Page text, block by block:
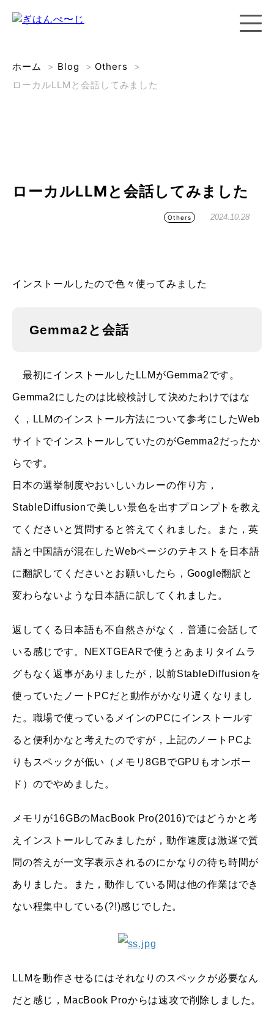
ホーム > Blog > Others
>
ローカルLLMと会話してみました
ローカルLLMと会話してみました
Others 2024.10.28
インストールしたので色々使ってみました
Gemma2と会話
最初にインストールしたLLMがGemma2です。
Gemma2にしたのは比較検討して決めたわけではな
く，LLMのインストール方法について参考にしたWeb
サイトでインストールしていたのがGemma2だったか
らです。
日本の選挙制度やおいしいカレーの作り方，
StableDiffusionで美しい景色を出すプロンプトを教え
てくださいと質問すると答えてくれました。また，英
語と中国語が混在したWebページのテキストを日本語
に翻訳してくださいとお願いしたら，Google翻訳と
変わらないような日本語に訳してくれました。
返してくる日本語も不自然さがなく，普通に会話して
いる感じです。NEXTGEARで使うとあまりタイムラ
グもなく返事がありましたが，以前StableDiffusionを
使っていたノートPCだと動作がかなり遅くなりまし
た。職場で使っているメインのPCにインストールす
ると便利かなと考えたのですが，上記のノートPCよ
りもスペックが低い（メモリ8GBでGPUもオンボー
ド）のでやめました。
メモリが16GBのMacBook Pro(2016)ではどうかと考
えインストールしてみましたが，動作速度は激遅で質
問の答えが一文字表示されるのにかなりの待ち時間が
ありました。また，動作している間は他の作業はでき
ない程集中している(?!)感じでした。
LLMを動作させるにはそれなりのスペックが必要なん
だと感じ，MacBook Proからは速攻で削除しました。